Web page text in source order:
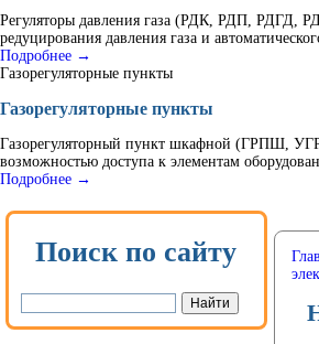
Регуляторы давления газа (РДК, РДП,
редуцирования давления газа и
Подробнее →
Газорегуляторные пункты
Газорегуляторные пункты
Газорегуляторный пункт шкафной (ГРПШ,
возможностью доступа к элементам
Подробнее →
Поиск по сайту